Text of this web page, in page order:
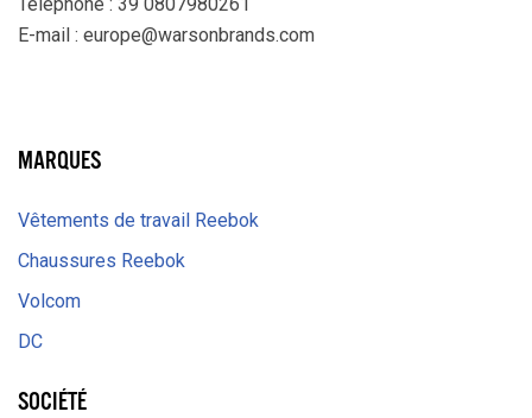
E-mail : europe@warsonbrands.com
MARQUES
Vêtements de travail Reebok
Chaussures Reebok
Volcom
DC
SOCIÉTÉ